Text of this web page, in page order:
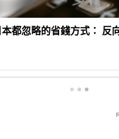
都忽略的省錢方式： 反